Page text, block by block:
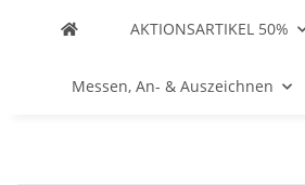
AKTIONSARTIKEL 50%
Messen, An- & Auszeichnen